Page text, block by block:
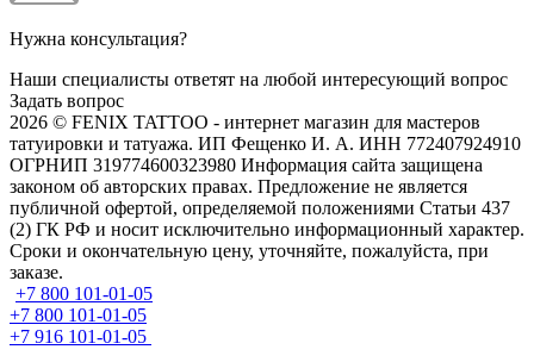
Нужна консультация?
Наши специалисты ответят на любой интересующий вопрос
Задать вопрос
2026 © FENIX TATTOO - интернет магазин для мастеров
татуировки и татуажа. ИП Фещенко И. А. ИНН 772407924910
ОГРНИП 319774600323980 Информация сайта защищена
законом об авторских правах. Предложение не является
публичной офертой, определяемой положениями Статьи 437
(2) ГК РФ и носит исключительно информационный характер.
Сроки и окончательную цену, уточняйте, пожалуйста, при
заказе.
+7 800 101-01-05
+7 800 101-01-05
+7 916 101-01-05